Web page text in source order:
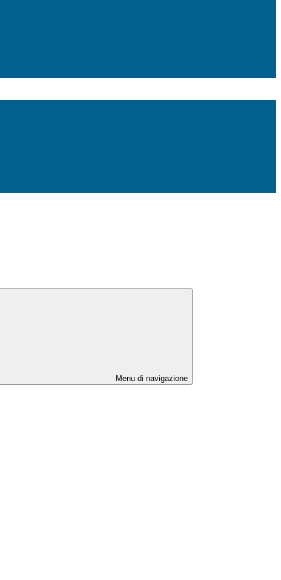
Menu di navigazione